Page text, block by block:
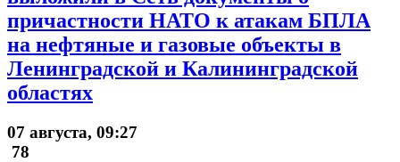
причастности НАТО к атакам БПЛА
на нефтяные и газовые объекты в
Ленинградской и Калининградской
областях
07 августа, 09:27
78